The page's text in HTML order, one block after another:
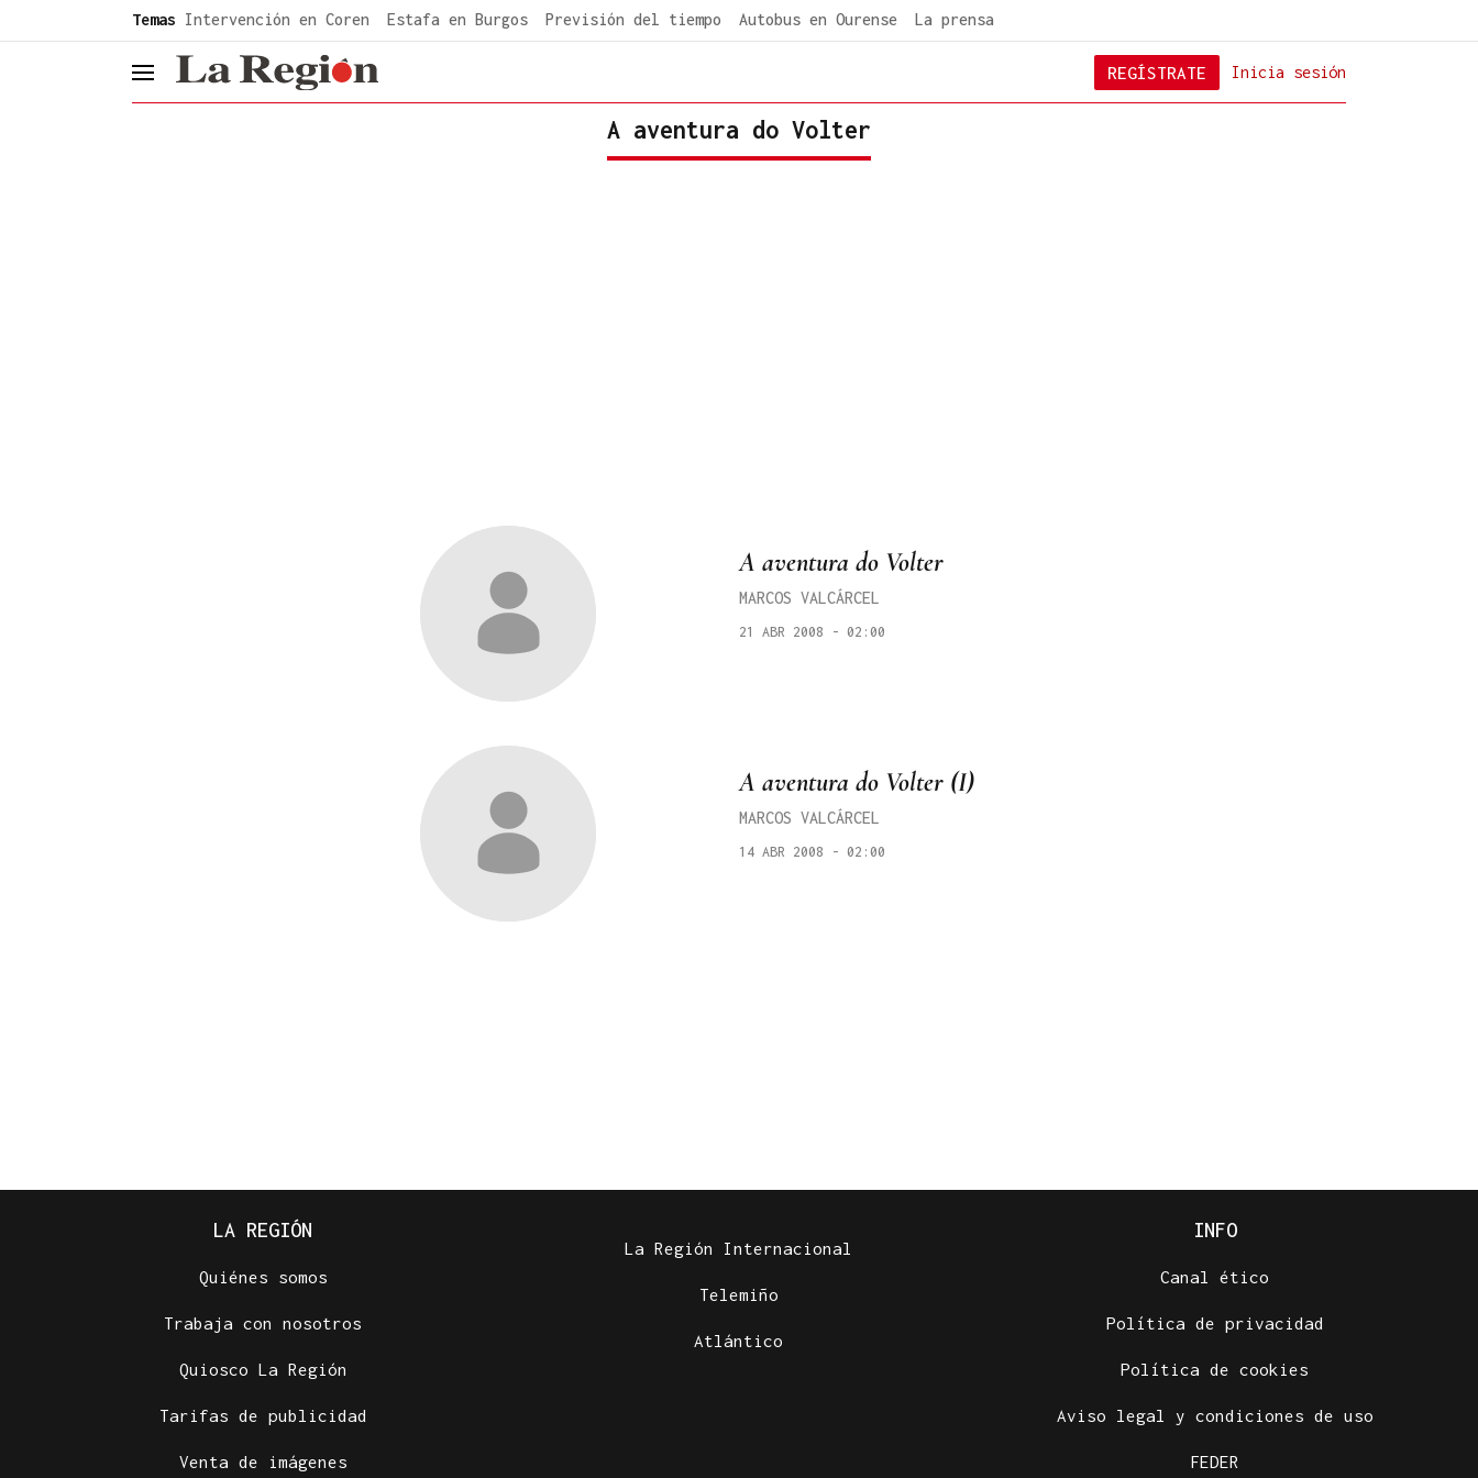
Temas Intervención en Coren Estafa en Burgos Previsión del tiempo Autobus en Ourense La prensa
header.menu.open Inicia sesión
REGÍSTRATE
A aventura do Volter
A aventura do Volter
MARCOS VALCÁRCEL
21 ABR 2008 - 02:00
A aventura do Volter (I)
MARCOS VALCÁRCEL
14 ABR 2008 - 02:00
LA REGIÓN
Quiénes somos
Trabaja con nosotros
Quiosco La Región
Tarifas de publicidad
Venta de imágenes
La Región Internacional
Telemiño
Atlántico
INFO
Canal ético
Política de privacidad
Política de cookies
Aviso legal y condiciones de uso
FEDER